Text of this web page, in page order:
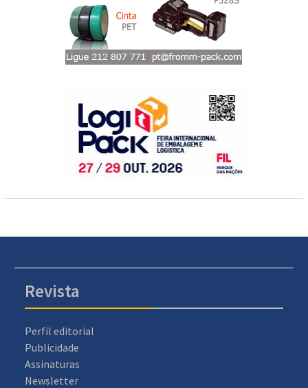
Revista
Perfil editorial
Publicidade
Assinaturas
Newsletter